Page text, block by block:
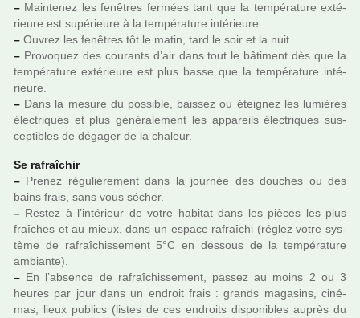
– Maintenez les fenê­tres fer­mées tant que la tem­pé­ra­ture exté­
rieure est supé­rieure à la tem­pé­ra­ture inté­rieure.
– Ouvrez les fenê­tres tôt le matin, tard le soir et la nuit.
– Provoquez des cou­rants d’air dans tout le bâti­ment dès que la
tem­pé­ra­ture exté­rieure est plus basse que la tem­pé­ra­ture inté­
rieure.
– Dans la mesure du pos­si­ble, bais­sez ou éteignez les lumiè­res
électriques et plus géné­ra­le­ment les appa­reils électriques sus­
cep­ti­bles de déga­ger de la cha­leur.
Se rafraî­chir
– Prenez régu­liè­re­ment dans la jour­née des dou­ches ou des
bains frais, sans vous sécher.
– Restez à l’inté­rieur de votre habi­tat dans les pièces les plus
fraî­ches et au mieux, dans un espace rafraî­chi (réglez votre sys­
tème de rafraî­chis­se­ment 5°C en des­sous de la tem­pé­ra­ture
ambiante).
– En l’absence de rafraî­chis­se­ment, passez au moins 2 ou 3
heures par jour dans un endroit frais : grands maga­sins, ciné­
mas, lieux publics (listes de ces endroits dis­po­ni­bles auprès du